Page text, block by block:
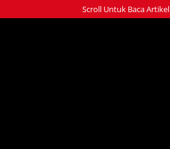
ke
Scroll Untuk Baca Artikel